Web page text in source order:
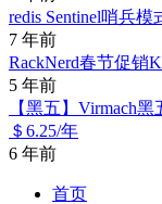
redis Sentinel哨兵模
7 年前
RackNerd春节促销
5 年前
【黑五】Virmach
＄6.25/年
6 年前
首页